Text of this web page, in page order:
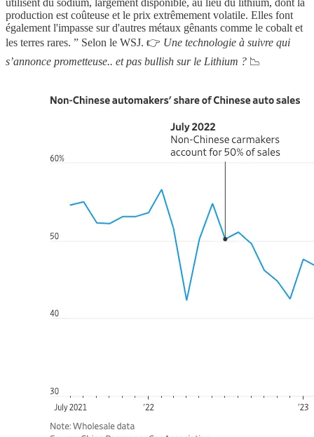
utilisent du sodium, largement disponible, au lieu du lithium, dont la
production est coûteuse et le prix extrêmement volatile. Elles font
également l'impasse sur d'autres métaux gênants comme le cobalt et
les terres rares. ” Selon le WSJ. 👉 Une technologie à suivre qui
s’annonce prometteuse.. et pas bullish sur le Lithium ? 📉